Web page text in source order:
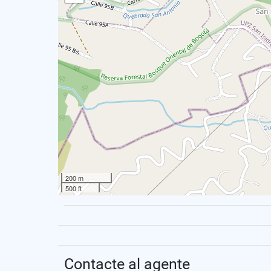
200 m
500 ft
Contacte al agente